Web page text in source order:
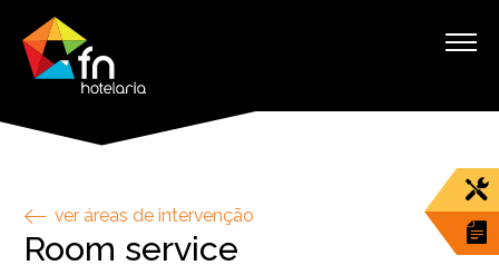
ver áreas de intervenção
Room service